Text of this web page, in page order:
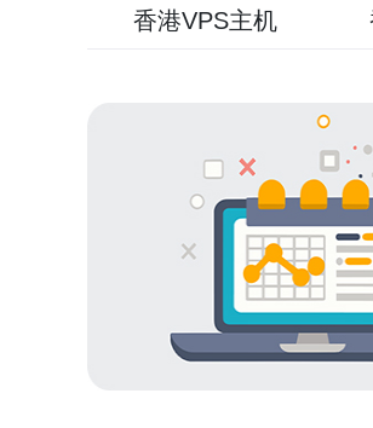
香港VPS主机